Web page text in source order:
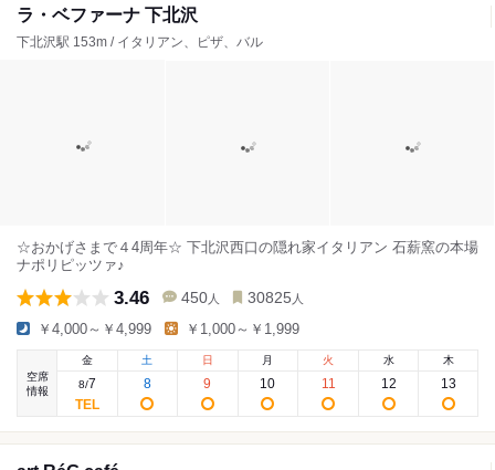
ラ・ベファーナ 下北沢
下北沢駅 153m / イタリアン、ピザ、バル
☆おかげさまで４4周年☆ 下北沢西口の隠れ家イタリアン 石薪窯の本場
ナポリピッツァ♪
3.46 450 人 30825 人
￥4,000～￥4,999 ￥1,000～￥1,999
空席
情報
金
8/7
土
8
日
9
月
10
火
11
水
12
木
13